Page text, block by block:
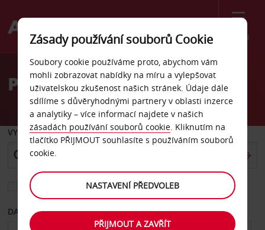
Menu
Welcome
AvisPronájem auta Bernburg
VYZVEDNOUT Z
Vyberte si jiné místo vrácení
DATUM OD DATUM DO
Zásady používání souborů Cookie
Soubory cookie používáme proto, abychom vám
mohli zobrazovat nabídky na míru a vylepšovat
uživatelskou zkušenost našich stránek. Údaje dále
sdílíme s důvěryhodnými partnery v oblasti inzerce
a analytiky – více informací najdete v našich
zásadách používání souborů cookie. Kliknutím na
tlačítko PŘIJMOUT souhlasíte s používáním souborů
cookie.
NASTAVENÍ PŘEDVOLEB
PŘIJMOUT A ZAVŘÍT